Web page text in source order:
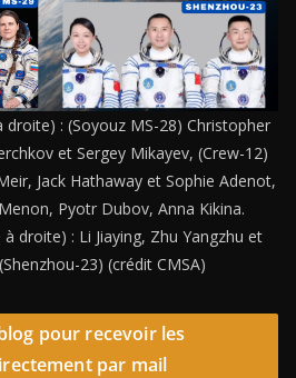
droite) : (Soyouz MS-28) Christopher
et Sergey Mikayev, (Crew-12)
Jack Hathaway et Sophie Adenot,
Pyotr Dubov, Anna Kikina.
à droite) : Li Jiaying, Zhu Yangzhu et
23) (crédit CMSA)
pour recevoir les
par mail